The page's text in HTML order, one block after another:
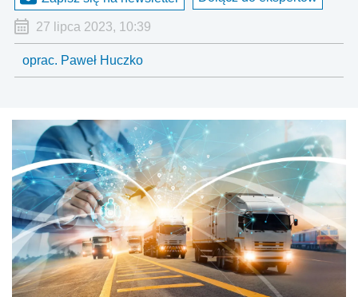
27 lipca 2023, 10:39
oprac. Paweł Huczko